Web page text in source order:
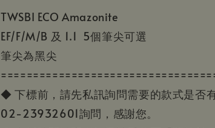
TWSBI ECO Amazonite
EF/F/M/B 及 1.1 5個筆尖可選
筆尖為黑尖
◆ 下標前，請先私訊詢問需要的款式是否
02-23932601詢問，感謝您。